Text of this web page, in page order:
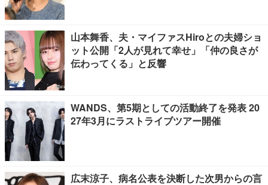
山本舞香、夫・マイファスHiroとの夫婦ショ
ット公開「2人が見れて幸せ」「仲の良さが
伝わってくる」と反響
WANDS、第5期としての活動終了を発表 20
27年3月にラストライブツアー開催
広末涼子、病名公表を決断した次男からの言